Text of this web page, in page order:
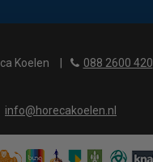
Koelen 088 2600 420
info@horecakoelen.nl